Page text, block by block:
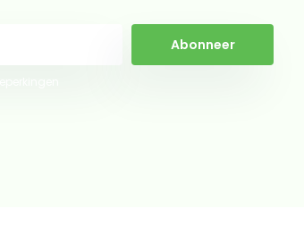
Abonneer